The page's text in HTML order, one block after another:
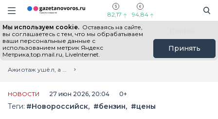
Информационный портал "ГазетаНоворос.ру"
Навигация сайта
82,17 94,84
Мы используем cookie. Оставаясь на сайте,
вы соглашаетесь с тем, что мы обрабатываем
ваши персональные данные с
использованием метрик Яндекс
Метрика,top.mail.ru, LiveInternet.
Принять
Все новости Новости России
Главная
Лента новостей
Ажиотаж ушёл, а цены остались: бензин в Новороссийске дорожает на глазах
НОВОСТИ 27 июн 2026, 20:04 0+
Теги: #Новороссийск #бензин #цены